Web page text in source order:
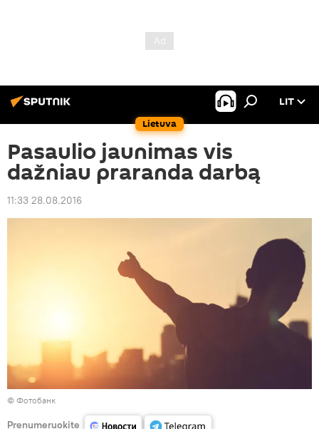
Lietuva
LIT
Pasaulio jaunimas vis
dažniau praranda darbą
11:33 28.08.2016
© Фотобанк
Prenumeruokite